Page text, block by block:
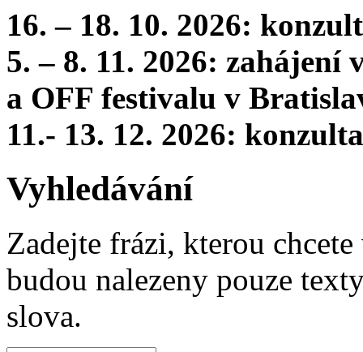
16. – 18. 10. 2026:
5. – 8. 11. 2026:
a OFF festivalu v
11.- 13. 12. 2026:
Vyhledávání
Zadejte frázi, kterou
budou nalezeny pouze
slova.